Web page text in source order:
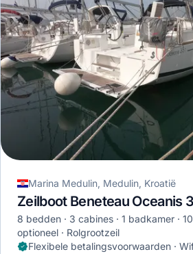
Marina Medulin, Medulin, Kroatië
Zeilboot Beneteau Oceanis
8 bedden 3 cabines 1 badkamer
optioneel
Rolgrootzeil
Flexibele betalingsvoorwaarden ·